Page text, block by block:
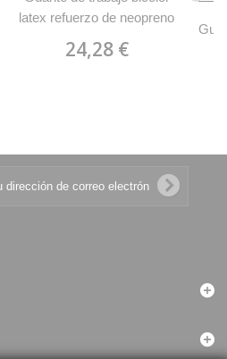
latex refuerzo de neopreno
1110 MARCA 688 LB/N
24,28 €